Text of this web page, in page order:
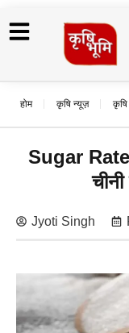
होम कृषि न्यूज़ कृषि
Sugar Rate
Jyoti Singh